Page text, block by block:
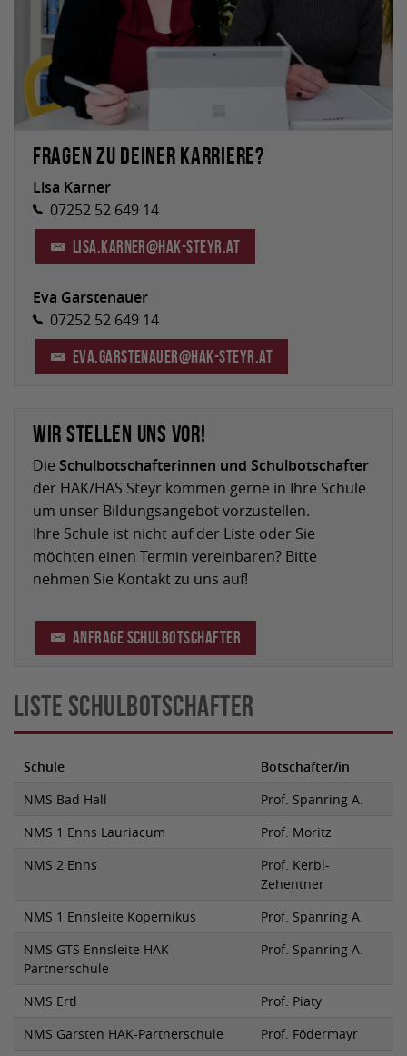
Fragen zu deiner Karriere?
Lisa Karner
07252 52 649 14
lisa.karner@hak-steyr.at
Eva Garstenauer
07252 52 649 14
eva.garstenauer@hak-steyr.at
Wir stellen uns vor!
Die Schulbotschafterinnen und Schulbotschafter
der HAK/HAS Steyr kommen gerne in Ihre Schule
um unser Bildungsangebot vorzustellen.
Ihre Schule ist nicht auf der Liste oder Sie
möchten einen Termin vereinbaren? Bitte
nehmen Sie Kontakt zu uns auf!
Anfrage Schulbotschafter
Liste Schulbotschafter
Schule
Botschafter/in
NMS Bad Hall
Prof. Spanring A.
NMS 1 Enns Lauriacum
Prof. Moritz
NMS 2 Enns
Prof. Kerbl-
Zehentner
NMS 1 Ennsleite Kopernikus
Prof. Spanring A.
NMS GTS Ennsleite HAK-
Partnerschule
Prof. Spanring A.
NMS Ertl
Prof. Piaty
NMS Garsten HAK-Partnerschule
Prof. Födermayr